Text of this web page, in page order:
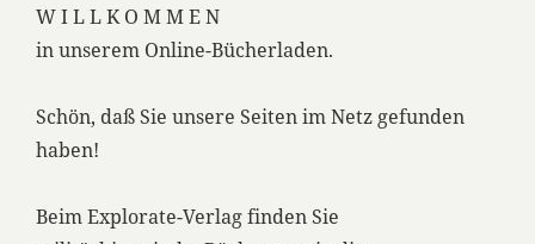
W I L L K O M M E N
in unserem Online-Bücherladen.
Schön, daß Sie unsere Seiten im Netz gefunden
haben!
Beim Explorate-Verlag finden Sie